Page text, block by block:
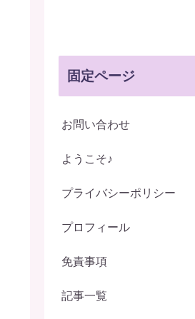
固定ページ
お問い合わせ
ようこそ♪
プライバシーポリシー
プロフィール
免責事項
記事一覧